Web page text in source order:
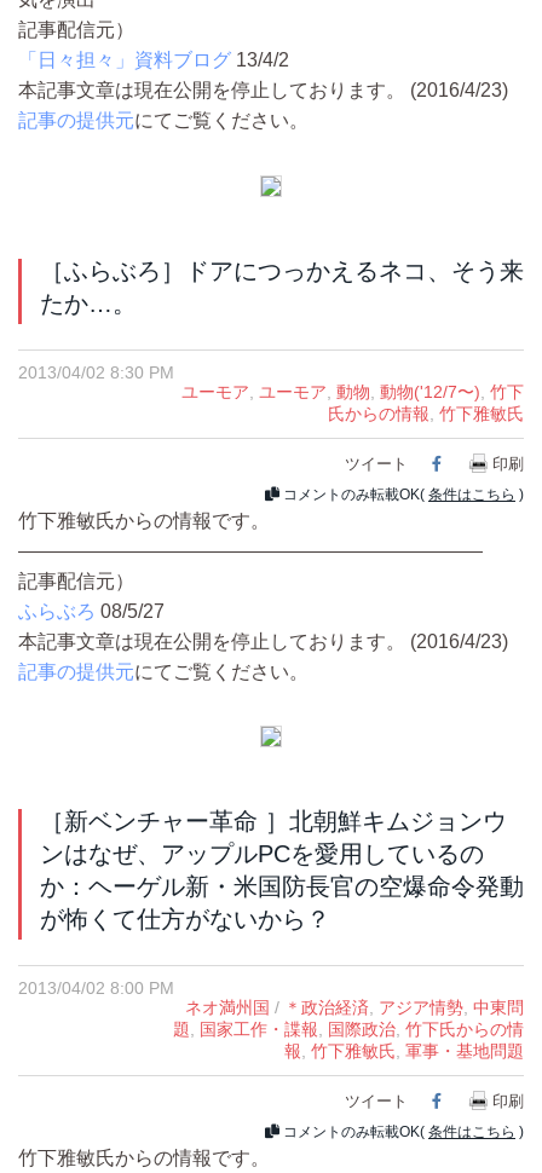
記事配信元）
「日々担々」資料ブログ 13/4/2
本記事文章は現在公開を停止しております。 (2016/4/23)
記事の提供元にてご覧ください。
［ふらぶろ］ドアにつっかえるネコ、そう来
たか…。
2013/04/02 8:30 PM
ユーモア
ユーモア 動物 動物('12/7〜) 竹下
氏からの情報 竹下雅敏氏
ツイート Facebook
印刷
コメントのみ転載OK( 条件はこちら )
竹下雅敏氏からの情報です。
————————————————————————
記事配信元）
ふらぶろ 08/5/27
本記事文章は現在公開を停止しております。 (2016/4/23)
記事の提供元にてご覧ください。
［新ベンチャー革命 ］北朝鮮キムジョンウ
ンはなぜ、アップルPCを愛用しているの
か：ヘーゲル新・米国防長官の空爆命令発動
が怖くて仕方がないから？
2013/04/02 8:00 PM
ネオ満州国 / ＊政治経済, アジア情勢, 中東問
題, 国家工作・諜報, 国際政治, 竹下氏からの情
報, 竹下雅敏氏, 軍事・基地問題
ツイート Facebook
印刷
コメントのみ転載OK( 条件はこちら )
竹下雅敏氏からの情報です。